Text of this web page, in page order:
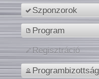
Szponzorok
Program
Regisztráció
Programbizottság